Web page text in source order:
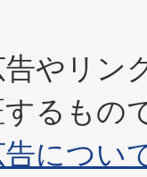
やリン
るもの
につい